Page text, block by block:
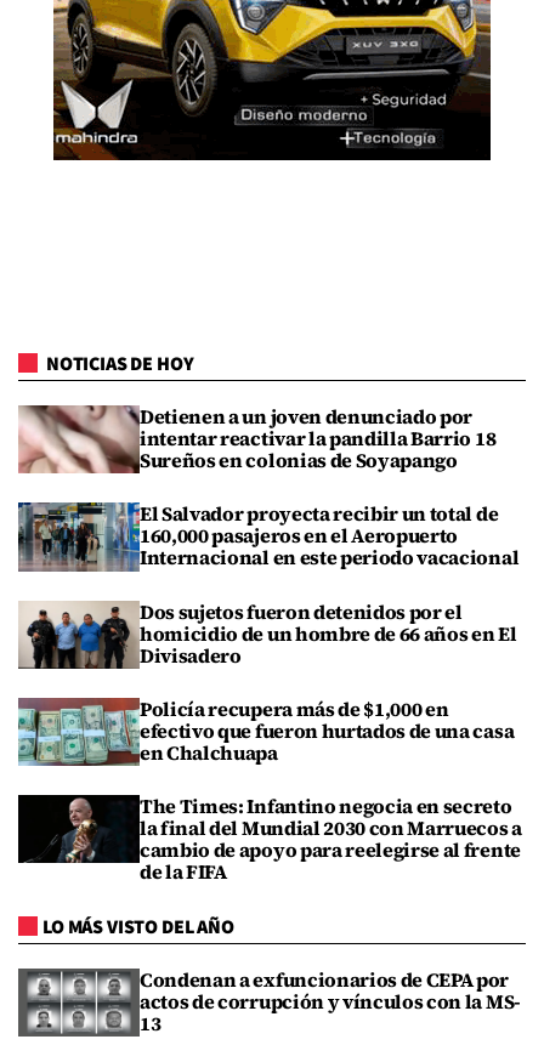
NOTICIAS DE HOY
Detienen a un joven denunciado por
intentar reactivar la pandilla Barrio 18
Sureños en colonias de Soyapango
El Salvador proyecta recibir un total de
160,000 pasajeros en el Aeropuerto
Internacional en este periodo vacacional
Dos sujetos fueron detenidos por el
homicidio de un hombre de 66 años en El
Divisadero
Policía recupera más de $1,000 en
efectivo que fueron hurtados de una casa
en Chalchuapa
The Times: Infantino negocia en secreto
la final del Mundial 2030 con Marruecos a
cambio de apoyo para reelegirse al frente
de la FIFA
LO MÁS VISTO DEL AÑO
Condenan a exfuncionarios de CEPA por
actos de corrupción y vínculos con la MS-
13